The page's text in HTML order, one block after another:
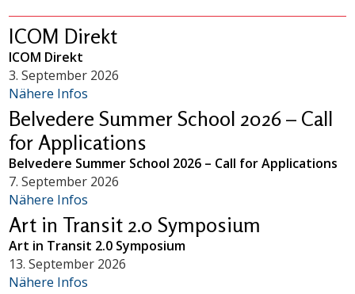
ICOM Direkt
ICOM Direkt
3. September 2026
Nähere Infos
Belvedere Summer School 2026 – Call
for Applications
Belvedere Summer School 2026 – Call for Applications
7. September 2026
Nähere Infos
Art in Transit 2.0 Symposium
Art in Transit 2.0 Symposium
13. September 2026
Nähere Infos